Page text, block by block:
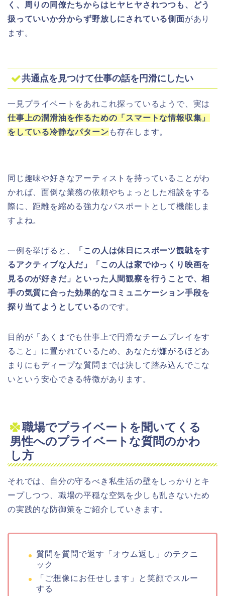
く、周りの同僚たちからはヒヤヒヤされつつも、どう
扱っていいか分からず野放しにされている側面があり
ます。
共通点を見つけて仕事の話を円滑にしたい
一見プライベートをあれこれ探っているようで、実は
仕事上の潤滑油を作るための「スマートな情報収集」
をしている冷静なパターン も存在します。
同じ趣味や好きなアーティストを持っていることがわ
かれば、面倒な業務の依頼やちょっとした相談をする
際に、距離を縮める強力なパスポートとして機能しま
すよね。
一例を挙げると、
「この人は休日にスポーツ観戦をす
るアクティブな人だ」「この人は家でゆっくり映画を
見るのが好きだ」といった人間観察を行うことで、相
手の気質に合った効果的なコミュニケーション手段を
探り当てようとしているのです。
目的が「あくまでも仕事上で円滑なチームプレイをす
ること」に置かれているため、あなたが嫌がるほどあ
まりにもディープな質問までは決して踏み込んでこな
いという安心できる特徴があります。
職場でプライベートを聞いてくる
男性へのプライベートな質問のかわ
し方
それでは、自分の守るべき私生活の壁をしっかりとキ
ープしつつ、職場の平穏な空気を少しも乱さないため
の実践的な防御策をご紹介していきます。
質問を質問で返す「オウム返し」のテクニ
ック
「ご想像にお任せします」と笑顔でスルー
する